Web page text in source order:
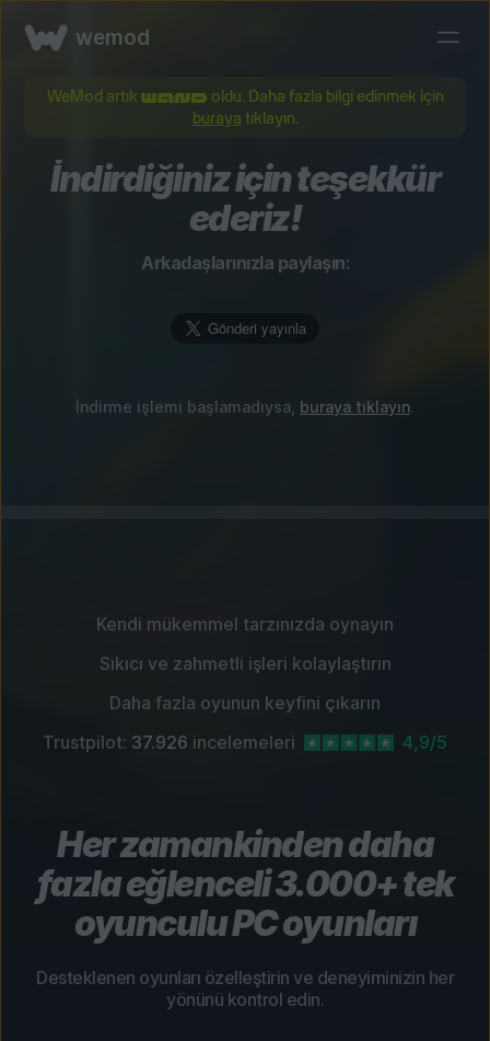
wemod
WeMod artık
oldu. Daha fazla bilgi edinmek için
buraya tıklayın.
İndirdiğiniz için teşekkür
ederiz!
Arkadaşlarınızla paylaşın:
İndirme işlemi başlamadıysa, buraya tıklayın.
Kendi mükemmel tarzınızda oynayın
Sıkıcı ve zahmetli işleri kolaylaştırın
Daha fazla oyunun keyfini çıkarın
Trustpilot: 37.926 incelemeleri 4,9/5
Her zamankinden daha
fazla eğlenceli 3.000+ tek
oyunculu PC oyunları
Desteklenen oyunları özelleştirin ve deneyiminizin her
yönünü kontrol edin.